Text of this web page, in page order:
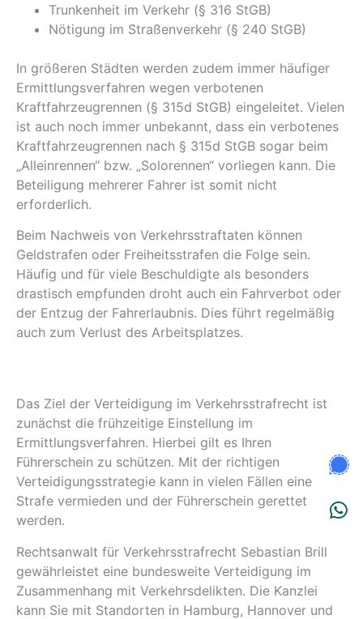
Trunkenheit im Verkehr (§ 316 StGB)
Nötigung im Straßenverkehr (§ 240 StGB)
In größeren Städten werden zudem immer häufiger
Ermittlungsverfahren wegen verbotenen
Kraftfahrzeugrennen (§ 315d StGB) eingeleitet. Vielen
ist auch noch immer unbekannt, dass ein verbotenes
Kraftfahrzeugrennen nach § 315d StGB sogar beim
„Alleinrennen“ bzw. „Solorennen“ vorliegen kann. Die
Beteiligung mehrerer Fahrer ist somit nicht
erforderlich.
Beim Nachweis von Verkehrsstraftaten können
Geldstrafen oder Freiheitsstrafen die Folge sein.
Häufig und für viele Beschuldigte als besonders
drastisch empfunden droht auch ein Fahrverbot oder
der Entzug der Fahrerlaubnis. Dies führt regelmäßig
auch zum Verlust des Arbeitsplatzes.
Das Ziel der Verteidigung im Verkehrsstrafrecht ist
zunächst die frühzeitige Einstellung im
Ermittlungsverfahren. Hierbei gilt es Ihren
Führerschein zu schützen. Mit der richtigen
Verteidigungsstrategie kann in vielen Fällen eine
Strafe vermieden und der Führerschein gerettet
werden.
Rechtsanwalt für Verkehrsstrafrecht Sebastian Brill
gewährleistet eine bundesweite Verteidigung im
Zusammenhang mit Verkehrsdelikten. Die Kanzlei
kann Sie mit Standorten in Hamburg, Hannover und